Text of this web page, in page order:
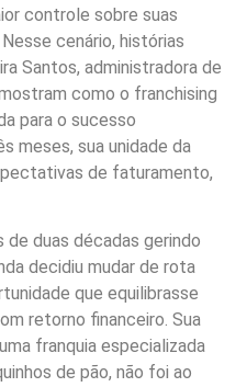
controle sobre suas
cenário, histórias
Santos, administradora de
como o franchising
para o sucesso
meses, sua unidade da
de faturamento,
de duas décadas gerindo
decidiu mudar de rota
que equilibrasse
retorno financeiro. Sua
franquia especializada
de pão, não foi ao